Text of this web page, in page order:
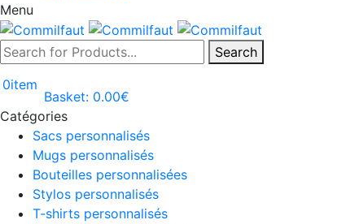
Menu
Search
0item
Basket: 0.00€
Catégories
Sacs personnalisés
Mugs personnalisés
Bouteilles personnalisées
Stylos personnalisés
T-shirts personnalisés